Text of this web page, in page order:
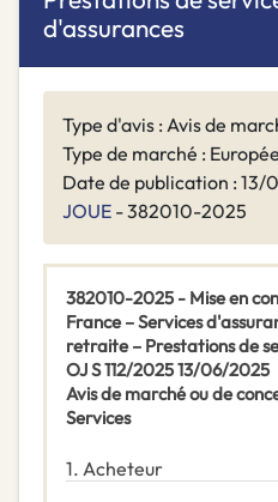
d'assurances
Type d'avis : Avis de
Type de marché :
Date de publication : 13/
JOUE - 382010-2025
382010-2025 - Mise en
France – Services
retraite – Prestations de
OJ S 112/2025 13/06/2025
Avis de marché ou de
Services
1. Acheteur